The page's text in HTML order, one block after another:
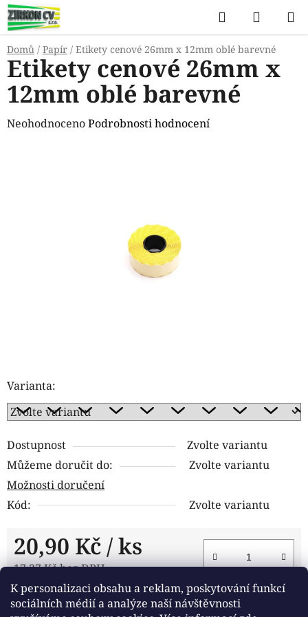
K personalizaci obsahu a reklam, poskytování funkcí
sociálních médií a analýze naší návštěvnosti
Přejít
na
obsah
Hledat
KOŠÍK
Domů / Papír / Etikety cenové 26mm x 12mm oblé barevné
Varianta:
Dostupnost
Zvolte variantu
Můžeme doručit do:
Zvolte variantu
Možnosti doručení
Kód:
Zvolte variantu
20,90 Kč / ks
17,27 Kč bez DPH
Měrná cena:
DO KOŠÍKU
Etikety cenové 26mm x
12mm oblé barevné
Průměrné
NeohodnocenoPodrobnosti hodnocení